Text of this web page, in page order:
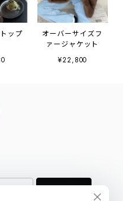
ップ
オーバーサイズフ
ァージャケット
¥22,800
登録